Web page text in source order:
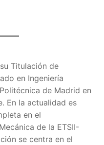
Titulación de
en Ingeniería
de Madrid en
En la actualidad es
en el
de la ETSII-
se centra en el